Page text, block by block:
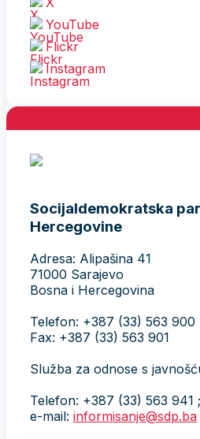
YouTube
Flickr
Instagram
Socijaldemokratska
Hercegovine
Adresa: Alipašina 41
71000 Sarajevo
Bosna i Hercegovina
Telefon: +387 (33) 563 900
Fax: +387 (33) 563 901
Služba za odnose s
Telefon: +387 (33) 563 941
e-mail: informisanje@sdp.ba